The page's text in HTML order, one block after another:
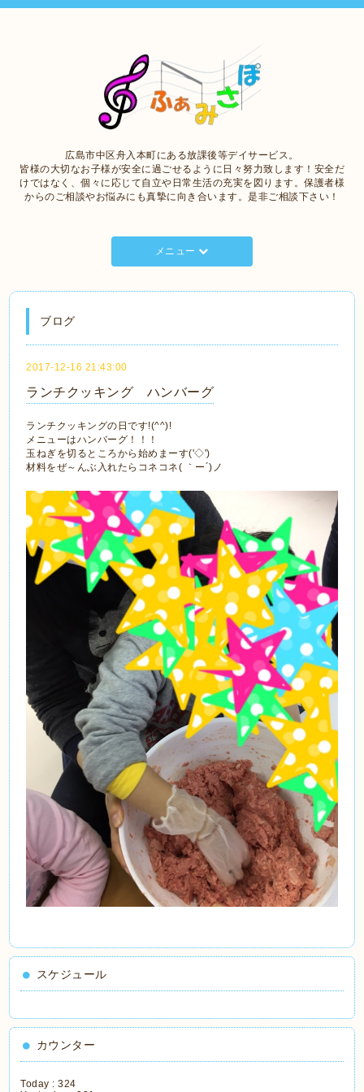
広島市中区舟入本町にある放課後等デイサービス。
皆様の大切なお子様が安全に過ごせるように日々努力致します！安全だ
けではなく、個々に応じて自立や日常生活の充実を図ります。保護者様
からのご相談やお悩みにも真摯に向き合います。是非ご相談下さい！
メニュー
ブログ
2017-12-16 21:43:00
ランチクッキング ハンバーグ
ランチクッキングの日です!(^^)!
メニューはハンバーグ！！！
玉ねぎを切るところから始めまーす('◇')ゞ
材料をぜ～んぶ入れたらコネコネ( ｀ー´)ノ
スケジュール
カウンター
Today :324